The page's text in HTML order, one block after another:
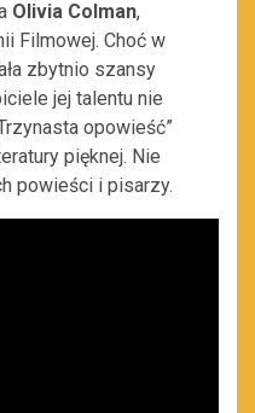
Olivia Colman,
Filmowej. Choć w
zbytnio szansy
jej talentu nie
opowieść”
pięknej. Nie
powieści i pisarzy.